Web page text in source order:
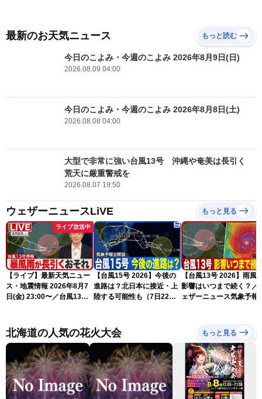
最新のお天気ニュース もっと読む
今日のこよみ・今週のこよみ 2026年8月9日(日)
2026.08.09 04:00
今日のこよみ・今週のこよみ 2026年8月8日(土)
2026.08.08 04:00
大型で非常に強い台風13号 沖縄や奄美は長引く
荒天に厳重警戒を
2026.08.07 19:50
ウェザーニュースLiVE もっと見る
ライブ放送中
【ライブ】最新天気ニュー
ス・地震情報 2026年8月7
日(金) 23:00〜／台風13号
【台風15号 2026】今後の
進路は？北日本に接近・上
陸する可能性も（7日22時
【台風13号 2026】雨風
影響はいつまで続く？／
ェザーニュース気象予報
北海道の人気の花火大会 もっと見る